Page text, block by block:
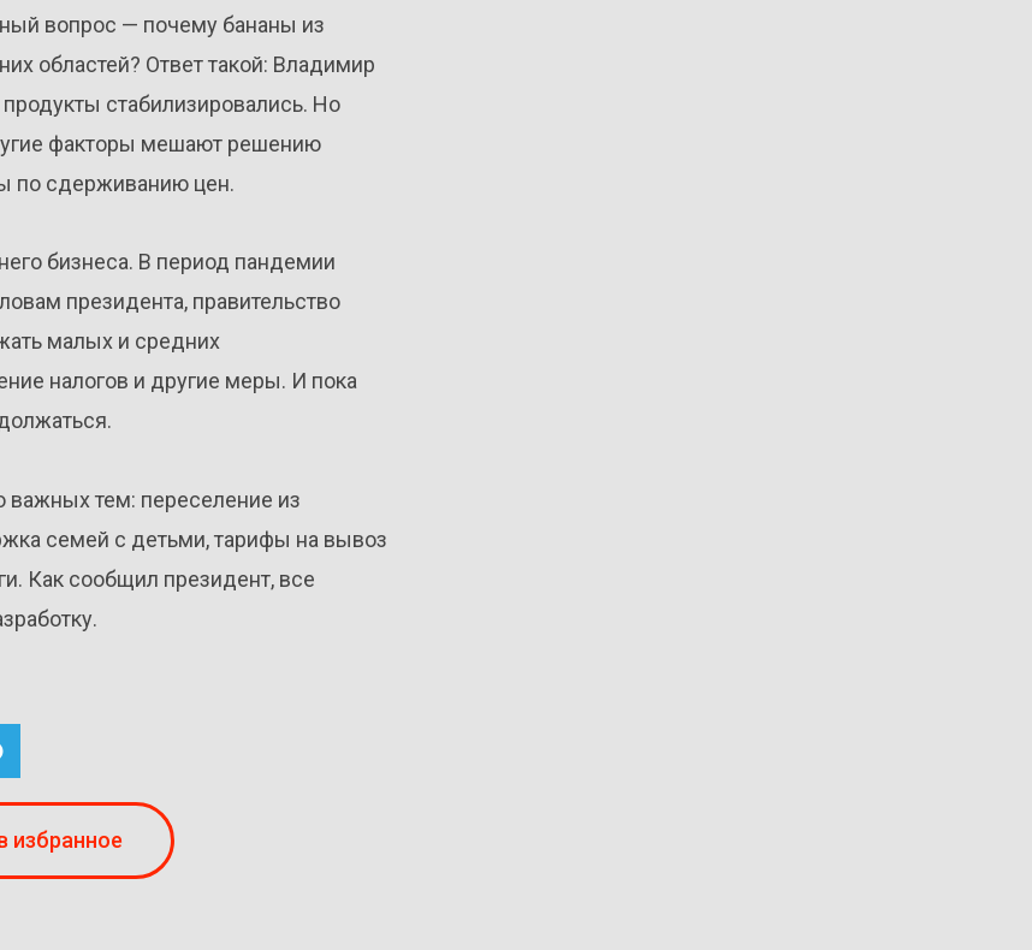
вопрос — почему бананы из
областей? Ответ такой: Владимир
стабилизировались. Но
факторы мешают решению
по сдерживанию цен.
бизнеса. В период пандемии
президента, правительство
малых и средних
налогов и другие меры. И пока
важных тем: переселение из
семей с детьми, тарифы на вывоз
Как сообщил президент, все
избранное